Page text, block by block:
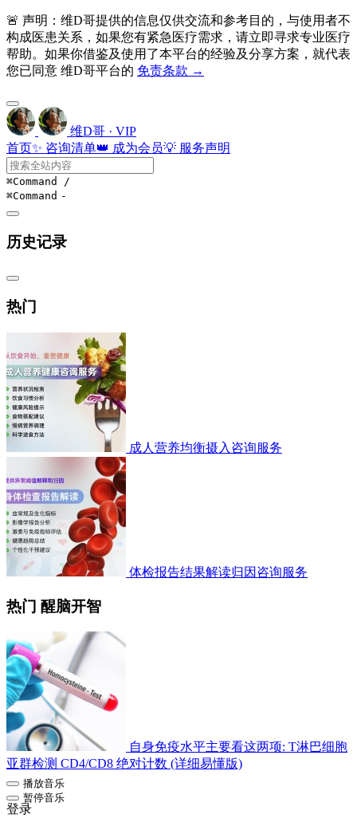
🚨 声明：维D哥提供的信息仅供交流和参考目的，与使用者不
构成医患关系，如果您有紧急医疗需求，请立即寻求专业医疗
帮助。如果你借鉴及使用了本平台的经验及分享方案，就代表
您已同意 维D哥平台的 免责条款 →
维D哥 · VIP
首页✨ 咨询清单👑 成为会员💡 服务声明
⌘Command /
⌘Command -
历史记录
热门
成人营养均衡摄入咨询服务
体检报告结果解读归因咨询服务
热门 醒脑开智
自身免疫水平主要看这两项: T淋巴细胞
亚群检测 CD4/CD8 绝对计数 (详细易懂版)
播放音乐
暂停音乐
登录